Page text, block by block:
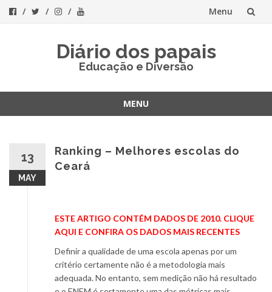
Menu
Diário dos papais
Educação e Diversão
MENU
13
MAY
Ranking – Melhores escolas do
Ceará
ESTE ARTIGO CONTÉM DADOS DE 2010. CLIQUE
AQUI E CONFIRA OS DADOS MAIS RECENTES
Definir a qualidade de uma escola apenas por um
critério certamente não é a metodologia mais
adequada. No entanto, sem medição não há resultado